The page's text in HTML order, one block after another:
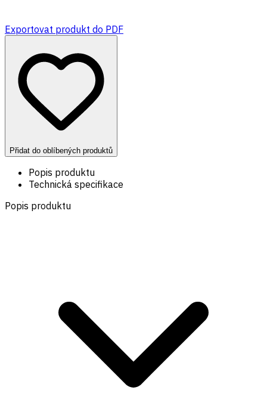
Exportovat produkt do PDF
Přidat do oblíbených produktů
Popis produktu
Technická specifikace
Popis produktu